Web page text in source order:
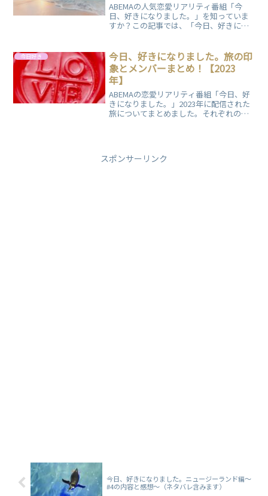
ABEMAの人気恋愛リアリティ番組「今
日、好きになりました。」を知っていま
すか？この記事では、「今日、好きにな
今日好き
今日、好きになりました。旅の印
象とメンバーまとめ！【2023
年】
ABEMAの恋愛リアリティ番組「今日、好
きになりました。」2023年に配信された
旅についてまとめました。それぞれの旅
スポンサーリンク
今日、好きになりました。ニュージーランド編～
#4の内容と感想～（ネタバレ含みます）